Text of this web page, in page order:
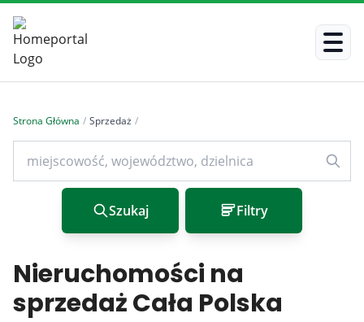
Strona Główna / Sprzedaż /
Szukaj Filtry
Nieruchomości na
sprzedaż Cała Polska